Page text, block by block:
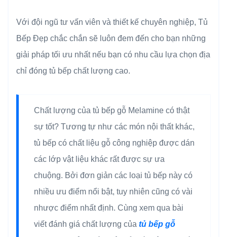
Với đội ngũ tư vấn viên và thiết kế chuyên nghiệp, Tủ
Bếp Đẹp chắc chắn sẽ luôn đem đến cho bạn những
giải pháp tối ưu nhất nếu bạn có nhu cầu lựa chọn địa
chỉ đóng tủ bếp chất lượng cao.
Chất lượng của tủ bếp gỗ Melamine có thật
sự tốt? Tương tự như các món nội thất khác,
tủ bếp có chất liệu gỗ công nghiệp được dán
các lớp vật liệu khác rất được sự ưa
chuộng. Bởi đơn giản các loại tủ bếp này có
nhiều ưu điểm nổi bật, tuy nhiên cũng có vài
nhược điểm nhất định. Cùng xem qua bài
viết đánh giá chất lượng của tủ bếp gỗ